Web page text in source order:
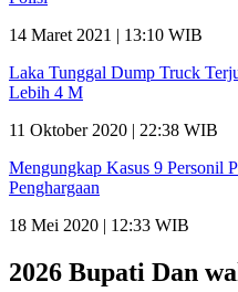
14 Maret 2021 | 13:10 WIB
Laka Tunggal Dump Truck
Lebih 4 M
11 Oktober 2020 | 22:38 WIB
Mengungkap Kasus 9 Personil
Penghargaan
18 Mei 2020 | 12:33 WIB
2026 Bupati Dan